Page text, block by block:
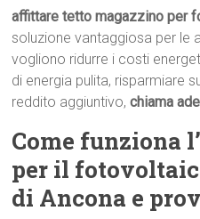
affittare tetto magazzino per
soluzione vantaggiosa per le
vogliono ridurre i costi
di energia pulita, risparmiare
reddito aggiuntivo,chiama
Come funziona
per il
di Ancona e